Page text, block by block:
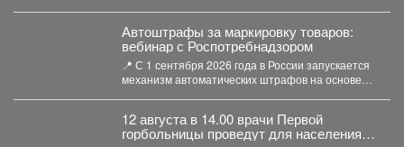
Автоштрафы за маркировку товаров:
вебинар с Роспотребнадзором
📍 С 1 сентября 2026 года в России запускается
механизм автоматических штрафов на основе
12 августа в 14.00 врачи Первой
горбольницы проведут для населения в